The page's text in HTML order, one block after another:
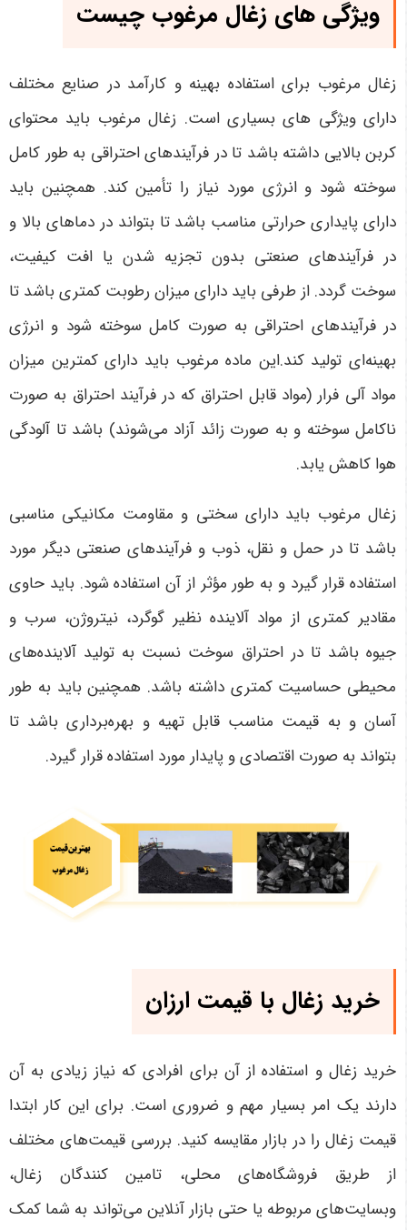
ویژگی های زغال مرغوب چیست
زغال مرغوب برای استفاده بهینه و کارآمد در صنایع مختلف
دارای ویژگی های بسیاری است. زغال مرغوب باید محتوای
کربن بالایی داشته باشد تا در فرآیندهای احتراقی به طور کامل
سوخته شود و انرژی مورد نیاز را تأمین کند. همچنین باید
دارای پایداری حرارتی مناسب باشد تا بتواند در دماهای بالا و
در فرآیندهای صنعتی بدون تجزیه شدن یا افت کیفیت،
سوخت گردد. از طرفی باید دارای میزان رطوبت کمتری باشد تا
در فرآیندهای احتراقی به صورت کامل سوخته شود و انرژی
بهینه‌ای تولید کند.این ماده مرغوب باید دارای کمترین میزان
مواد آلی فرار (مواد قابل احتراق که در فرآیند احتراق به صورت
ناکامل سوخته و به صورت زائد آزاد می‌شوند) باشد تا آلودگی
هوا کاهش یابد.
زغال مرغوب باید دارای سختی و مقاومت مکانیکی مناسبی
باشد تا در حمل و نقل، ذوب و فرآیندهای صنعتی دیگر مورد
استفاده قرار گیرد و به طور مؤثر از آن استفاده شود. باید حاوی
مقادیر کمتری از مواد آلاینده نظیر گوگرد، نیتروژن، سرب و
جیوه باشد تا در احتراق سوخت نسبت به تولید آلاینده‌های
محیطی حساسیت کمتری داشته باشد. همچنین باید به طور
آسان و به قیمت مناسب قابل تهیه و بهره‌برداری باشد تا
بتواند به صورت اقتصادی و پایدار مورد استفاده قرار گیرد.
خرید زغال با قیمت ارزان
خرید زغال و استفاده از آن برای افرادی که نیاز زیادی به آن
دارند یک امر بسیار مهم و ضروری است. برای این کار ابتدا
قیمت‌ زغال را در بازار مقایسه کنید. بررسی قیمت‌های مختلف
از طریق فروشگاه‌های محلی، تامین کنندگان زغال،
وبسایت‌های مربوطه یا حتی بازار آنلاین می‌تواند به شما کمک